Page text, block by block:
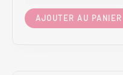
AJOUTER AU PANIER